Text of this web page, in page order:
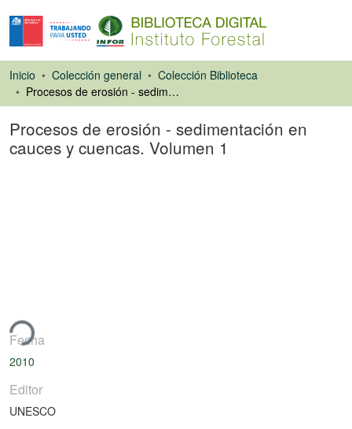
Inicio Colección general
Colección Biblioteca
Procesos de erosión - sedimentación en cauces y cuencas. Volumen 1
Procesos de erosión - sedimentación en
cauces y cuencas. Volumen 1
Fecha
2010
Editor
UNESCO